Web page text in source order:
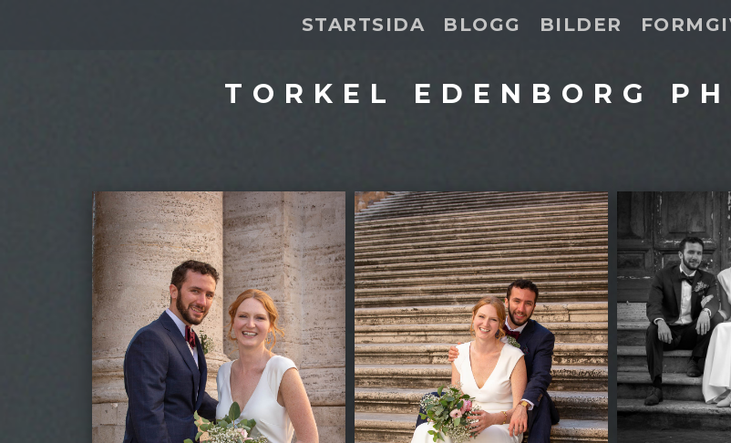
STARTSIDA BLOGG BILDER
TORKEL EDENBORG